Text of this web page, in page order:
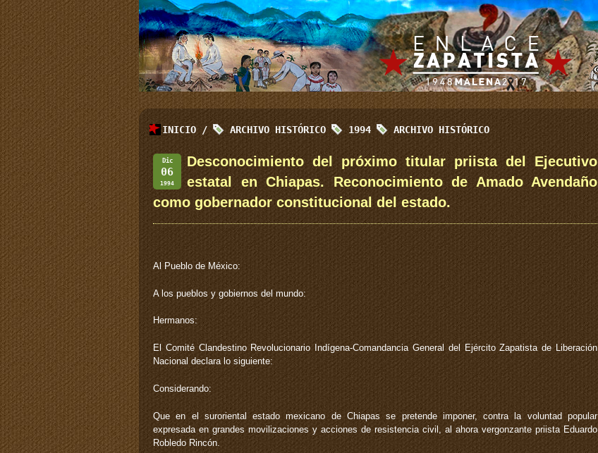
INICIO / ARCHIVO HISTÓRICO 1994 ARCHIVO HISTÓRICO
Dic
06
1994
Desconocimiento del próximo titular priista del Ejecutivo
estatal en Chiapas. Reconocimiento de Amado Avendaño
como gobernador constitucional del estado.
Al Pueblo de México:
A los pueblos y gobiernos del mundo:
Hermanos:
El Comité Clandestino Revolucionario Indígena‑Comandancia General del Ejército Zapatista de Liberación
Nacional declara lo siguiente:
Considerando:
Que en el suroriental estado mexicano de Chiapas se pretende imponer, contra la voluntad popular
expresada en grandes movilizaciones y acciones de resistencia civil, al ahora vergonzante priista Eduardo
Robledo Rincón.